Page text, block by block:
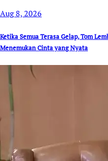
Aug 8, 2026
Ketika Semua Terasa Gelap, Tom
Menemukan Cinta yang Nyata